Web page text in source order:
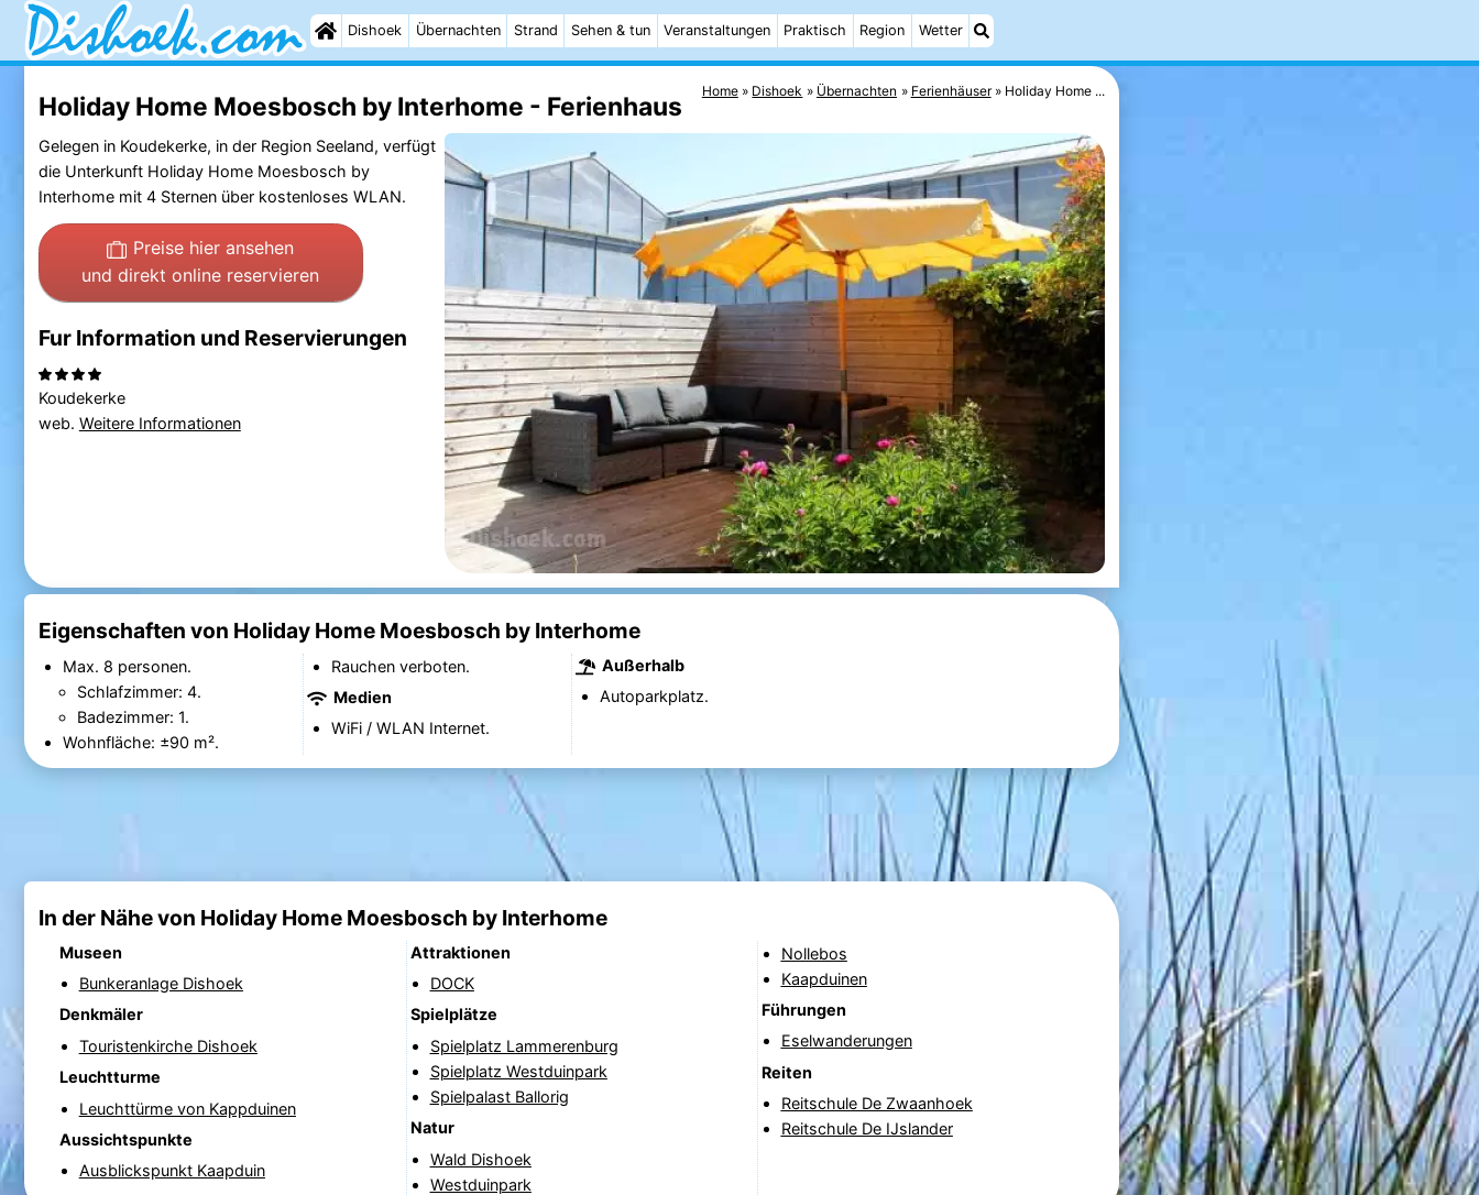
Dishoek Übernachten Strand Sehen & tun Veranstaltungen Praktisch Region Wetter
Home Dishoek Übernachten Ferienhäuser Holiday Home ...
Holiday Home Moesbosch by Interhome - Ferienhaus
Gelegen in Koudekerke, in der Region Seeland, verfügt
die Unterkunft Holiday Home Moesbosch by
Interhome mit 4 Sternen über kostenloses WLAN.
Preise hier ansehen
und direkt online reservieren
Fur Information und Reservierungen
Koudekerke
web. Weitere Informationen
Eigenschaften von Holiday Home Moesbosch by Interhome
Max. 8 personen.
Schlafzimmer: 4.
Badezimmer: 1.
Wohnfläche: ±90 m².
Rauchen verboten.
Medien
WiFi / WLAN Internet.
Außerhalb
Autoparkplatz.
In der Nähe von Holiday Home Moesbosch by Interhome
Museen
Bunkeranlage Dishoek
Denkmäler
Touristenkirche Dishoek
Leuchtturme
Leuchttürme von Kappduinen
Aussichtspunkte
Ausblickspunkt Kaapduin
Attraktionen
DOCK
Spielplätze
Spielplatz Lammerenburg
Spielplatz Westduinpark
Spielpalast Ballorig
Natur
Wald Dishoek
Westduinpark
Nollebos
Kaapduinen
Führungen
Eselwanderungen
Reiten
Reitschule De Zwaanhoek
Reitschule De IJslander